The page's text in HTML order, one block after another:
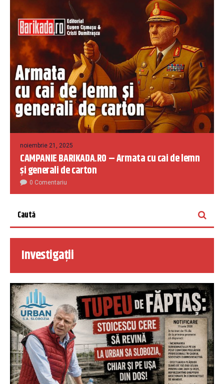
noiembrie 21, 2025
CAMPANIE BARIKADA.RO – Armata cu cai de lemn
și generali de carton
0 Comentariu
Investigații